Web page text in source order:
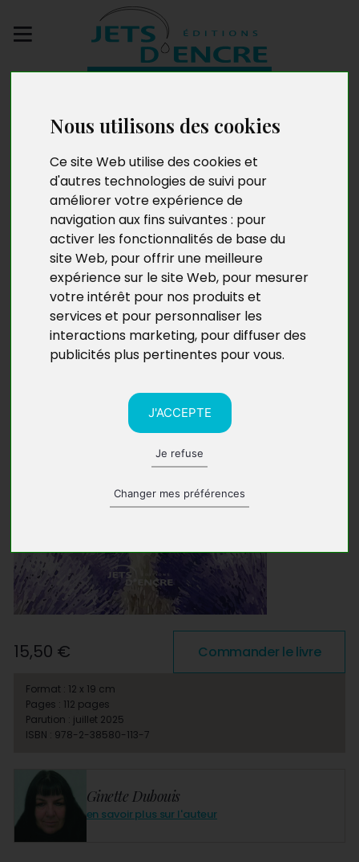
Nous utilisons des cookies
Ce site Web utilise des cookies et
d'autres technologies de suivi pour
améliorer votre expérience de
navigation aux fins suivantes : pour
activer les fonctionnalités de base du
site Web, pour offrir une meilleure
expérience sur le site Web, pour mesurer
votre intérêt pour nos produits et
services et pour personnaliser les
interactions marketing, pour diffuser des
publicités plus pertinentes pour vous.
J'ACCEPTE
Je refuse
Changer mes préférences
Les Chants de Lure
Ginette Dubouis
en savoir plus sur l'auteur
15,50 € Commander le livre
Format : 12 x 19 cm
Pages : 112 pages
Parution : juillet 2025
ISBN : 978-2-38580-113-7